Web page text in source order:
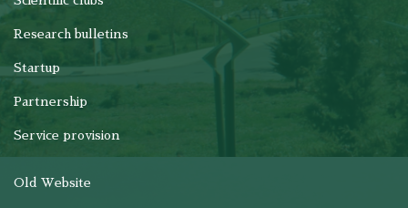
Research bulletins
Startup
Partnership
Service provision
Old Website